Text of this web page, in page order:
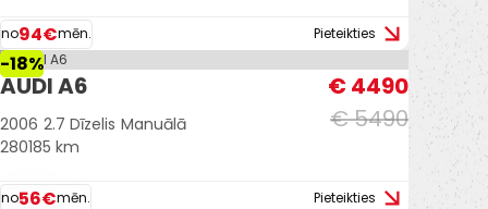
no94€mēn. Pieteikties
-18%
AUDI A6
€ 5490
€ 4490
2006 2.7 Dīzelis Manuālā
280185 km
no56€mēn. Pieteikties